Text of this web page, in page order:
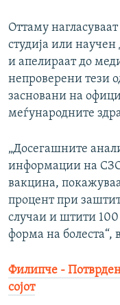
Оттаму
студија или научен
и апелираат до
непроверени тези
засновани на
меѓународните
„Досегашните
информации на СЗО
вакцина,
процент при
случаи и штити 100
форма на болеста“,
Филипче - Потврден
сојот